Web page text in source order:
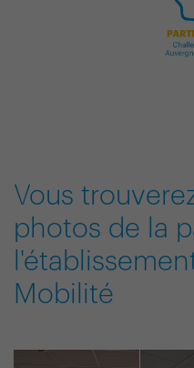
Vous
photos de la
Mobilité